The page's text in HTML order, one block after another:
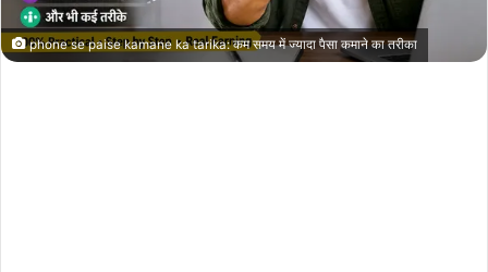
phone se paise kamane ka tarika: कम समय में ज्यादा पैसा कमाने का तरीका